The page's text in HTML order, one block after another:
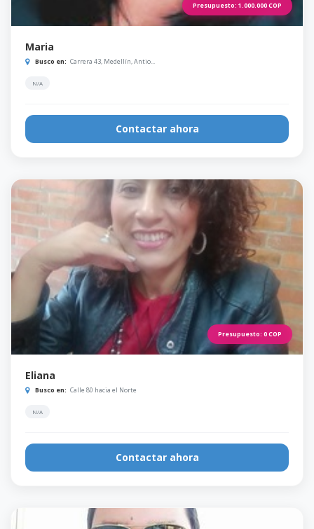
Presupuesto: 1.000.000COP
Maria
Busco en: Carrera 43, Medellín, Antio...
N/A
Contactar ahora
Presupuesto: 0COP
Eliana
Busco en: Calle 80 hacia el Norte
N/A
Contactar ahora